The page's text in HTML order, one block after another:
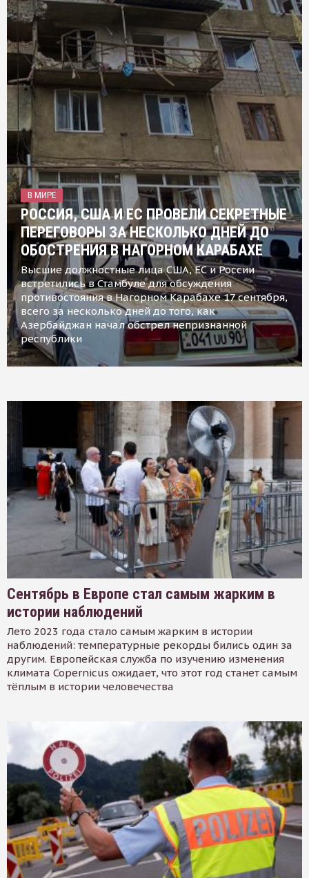
В МИРЕ
РОССИЯ, США И ЕС ПРОВЕЛИ СЕКРЕТНЫЕ
ПЕРЕГОВОРЫ ЗА НЕСКОЛЬКО ДНЕЙ ДО
ОБОСТРЕНИЯ В НАГОРНОМ КАРАБАХЕ
Высшие должностные лица США, ЕС и России
встретились в Стамбуле для обсуждения
противостояния в Нагорном Карабахе 17 сентября,
всего за несколько дней до того, как
Азербайджан начал обстрел непризнанной
республики
Сентябрь в Европе стал самым жарким в
истории наблюдений
Лето 2023 года стало самым жарким в истории
наблюдений: температурные рекорды бились один за
другим. Европейская служба по изучению изменения
климата Copernicus ожидает, что этот год станет самым
тёплым в истории человечества